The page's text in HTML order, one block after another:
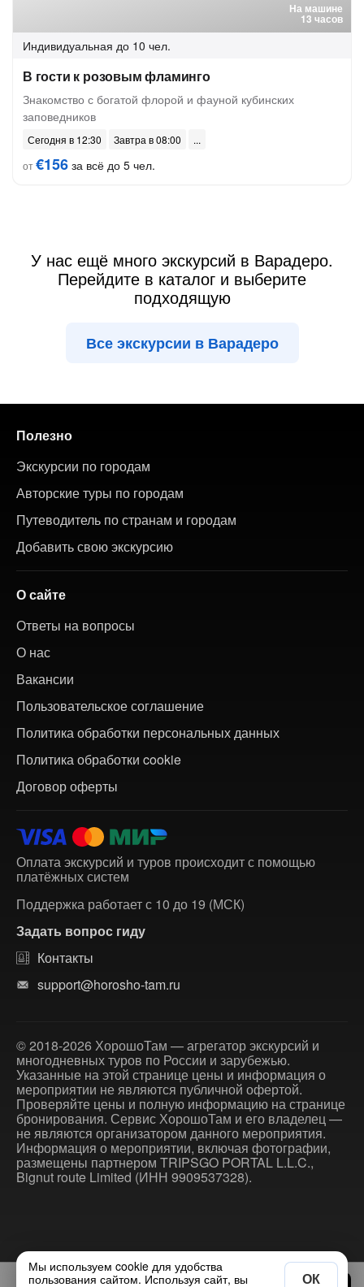
На машине
13 часов
Индивидуальная до 10 чел.
В гости к розовым фламинго
Знакомство с богатой флорой и фауной кубинских
заповедников
Сегодня в 12:30
Завтра в 08:00
от€156 за всё до 5 чел.
У нас ещё много экскурсий в Варадеро.
Перейдите в каталог и выберите
подходящую
Все экскурсии в Варадеро
Полезно
Экскурсии по городам
Авторские туры по городам
Путеводитель по странам и городам
Добавить свою экскурсию
О сайте
Ответы на вопросы
О нас
Вакансии
Пользовательское соглашение
Политика обработки персональных данных
Политика обработки cookie
Договор оферты
Оплата экскурсий и туров происходит с помощью
платёжных систем
Поддержка работает с 10 до 19 (МСК)
Задать вопрос гиду
Контакты
support@horosho-tam.ru
© 2018-2026 ХорошоТам — агрегатор экскурсий и
многодневных туров по России и зарубежью.
Указанные на этой странице цены и информация о
мероприятии не являются публичной офертой.
Проверяйте цены и полную информацию на странице
бронирования. Сервис ХорошоТам и его владелец —
не являются организатором данного мероприятия.
Информация о мероприятии, включая фотографии,
размещены партнером TRIPSGO PORTAL L.L.C.,
Bignut route Limited (ИНН 9909537328).
Мы используем cookie для удобства
пользования сайтом. Используя сайт, вы
ОК